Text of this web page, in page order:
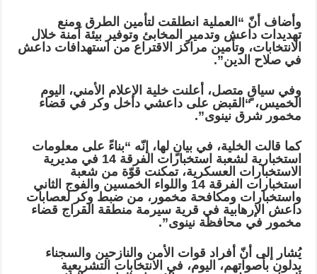
وأضاف أنّ “العملية انطلقت لتأمين الطرق ومنع
تهديدات داعش وتدمير المخابئ وتوفير بيئة آمنة خلال
الانتخابات، وتأمين مراكز الاقتراع من استهدافات داعش
في صلاح الدين”.
وفي سياقٍ متصل، أعلنت خلية الإعلام الأمني، اليوم
الخميس، “القبض على داعشي داخل وكر في قضاء
مخمور شرق نينوى”.
كما قالت الخلية، في بيانٍ لها، إنّه “بناءً على معلومات
استخبارية لشعبة استخبارات الفرقة 14 في مديرية
الاستخبارات العسكرية، تمكنت قوّة من شعبة
استخبارات الفرقة 14 واللواء الخمسين والفوج الثاني
واستخبارات ومكافحة مخمور، من ضبط وكر لعصابات
داعش الإرهابية في قرية سيرمة منطقة القراج قضاء
مخمور في محافظة نينوى”.
يُشار إلى أنّ أفراد قوات الأمن والنازحين والسجناء
يدلون بأصواتهم، اليوم، في الانتخابات التشريعية